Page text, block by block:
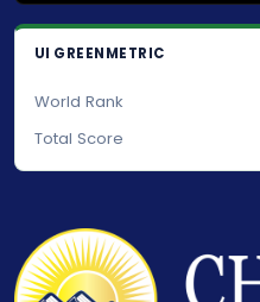
UI GREENMETRIC
World Rank
Total Score